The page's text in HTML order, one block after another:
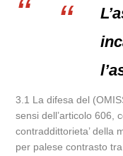
3.1 La difesa del
sensi dell’articolo 606,
contraddittorieta’ della
per palese contrasto